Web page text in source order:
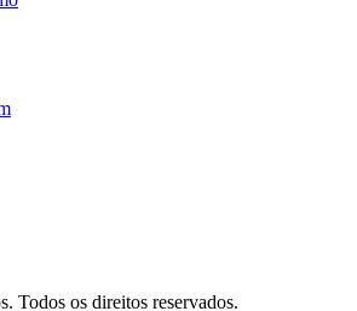
Todos os direitos reservados.